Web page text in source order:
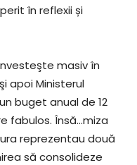
în reflexii și
masiv în
apoi Ministerul
buget anual de 12
fabulos. Însă…miza
reprezentau două
să consolideze